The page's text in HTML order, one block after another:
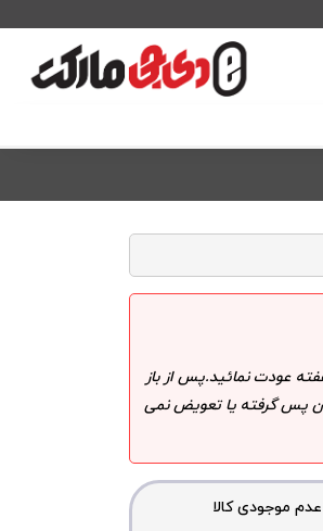
عودت نمائید.پس از باز
پس گرفته یا تعویض نمی
عدم موجودی کالا